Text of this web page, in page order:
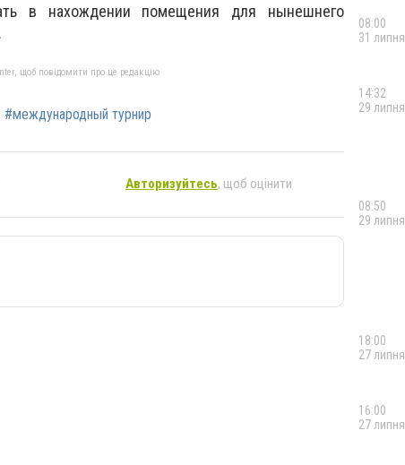
в нахождении помещения для нынешнего
щоб повідомити про це редакцію
#международный турнир
Авторизуйтесь, щоб оцінити
08:00
31 липня
14:32
29 липня
08:50
29 липня
18:00
27 липня
16:00
27 липня